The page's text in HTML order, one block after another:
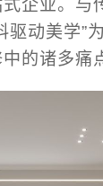
企业。与
驱动美学”
的诸多痛